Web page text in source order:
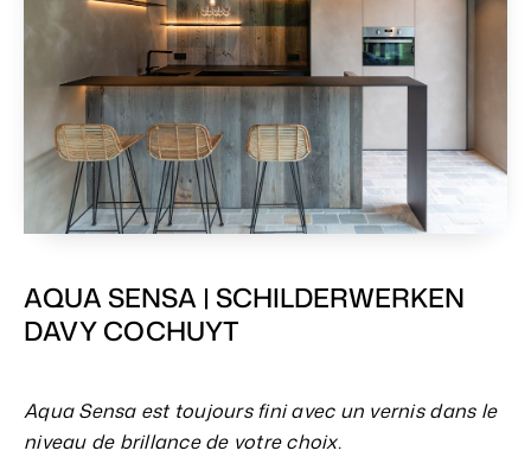
AQUA SENSA | SCHILDERWERKEN
DAVY COCHUYT
Aqua Sensa est toujours fini avec un vernis dans le
niveau de brillance de votre choix.